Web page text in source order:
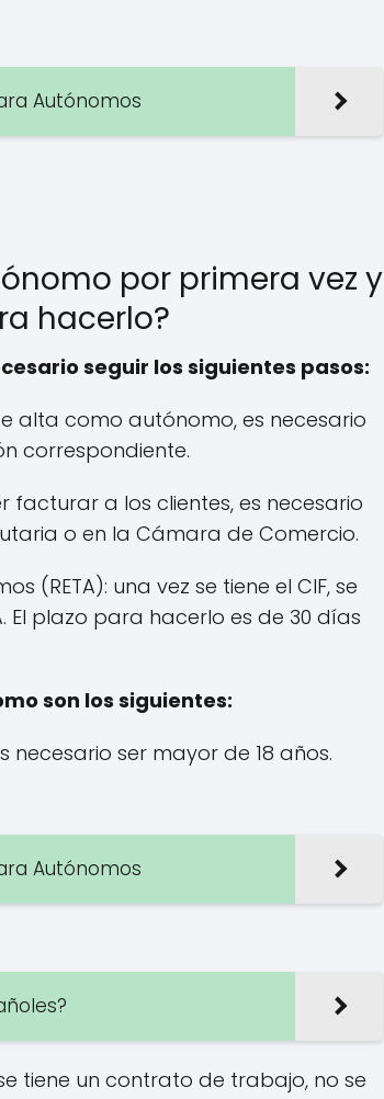
Autónomos
por primera vez y
hacerlo?
seguir los siguientes pasos:
alta como autónomo, es necesario
correspondiente.
facturar a los clientes, es necesario
o en la Cámara de Comercio.
(RETA): una vez se tiene el CIF, se
El plazo para hacerlo es de 30 días
son los siguientes:
ser mayor de 18 años.
Autónomos
tiene un contrato de trabajo, no se